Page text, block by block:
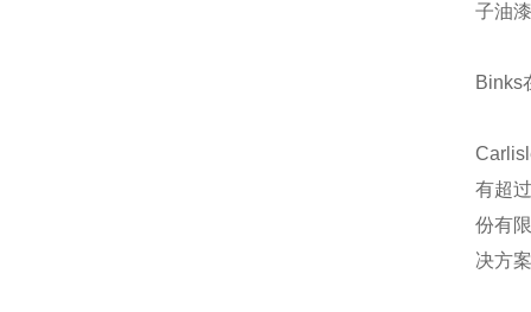
子油
Binks
有超
份有
决方